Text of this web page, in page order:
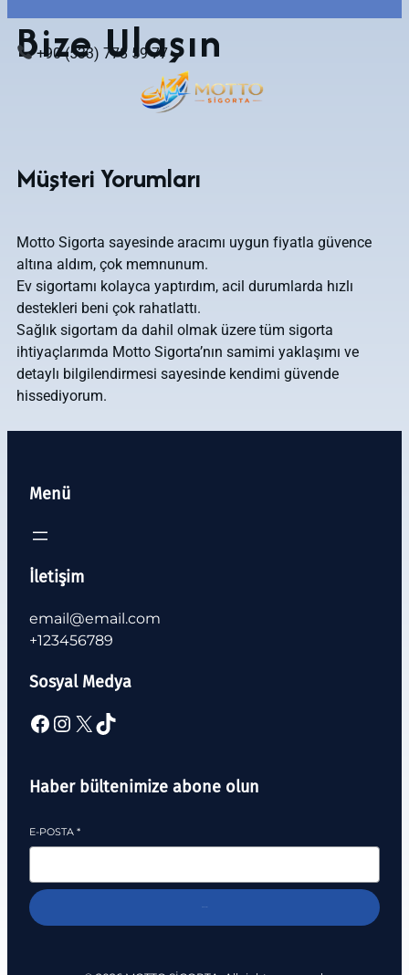
Bize Ulaşın
+90 (533) 778 59 77
Müşteri Yorumları
Motto Sigorta sayesinde aracımı uygun fiyatla güvence
altına aldım, çok memnunum.
Ev sigortamı kolayca yaptırdım, acil durumlarda hızlı
destekleri beni çok rahatlattı.
Sağlık sigortam da dahil olmak üzere tüm sigorta
ihtiyaçlarımda Motto Sigorta’nın samimi yaklaşımı ve
detaylı bilgilendirmesi sayesinde kendimi güvende
hissediyorum.
Menü
İletişim
email@email.com
+123456789
Sosyal Medya
Haber bültenimize abone olun
E-POSTA *